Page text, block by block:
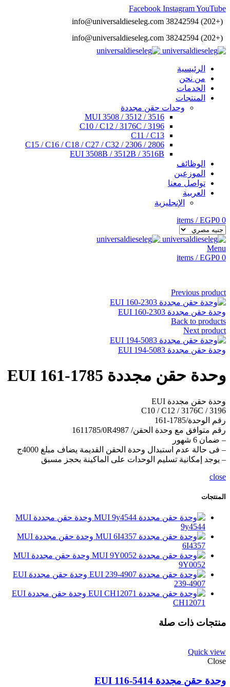
Facebook InstagramYouTube
(+202) 38242594
info@universaldieseleg.com
(+202) 38242594
info@universaldieseleg.com
الرئيسية
من نحن
الخدمات
المنتجات
وحدات حقن مجددة
3516 / 3512 / 3508 MUI
C10 / C12 / 3176C / 3196
C11 / C13
C15 / C16 / C18 / C27 / C32 / 2306 / 2806
EUI 3508B / 3512B / 3516B
الوظائف
الموزعين
تواصل معنا
العربية
الإنجليزية
0
items / EGP0
Menu
0
items / EGP0
Previous product
وحدة حقن مجددة EUI 160-2303
Back to products
Next product
وحدة حقن مجددة EUI 194-5083
وحدة حقن مجددة EUI 161-1785
وحدة حقن مجددة EUI
C10 / C12 / 3176C / 3196
رقم الوحدة/1785-161
رقم متوافق مع وحدة الحقن/ 1611785/0R4987
– ضمان 6 شهور
– فى حالة عدم استبدال وحدة الحقن القديمة يضاف مبلغ 4000ج
– يوجد إمكانية تسليم الوحدات على الماكينة بحجز مسبق
close
المنتجات
وحدة حقن مجددة MUI
9y4544
وحدة حقن مجددة MUI
6I4357
وحدة حقن مجددة MUI
9Y0052
وحدة حقن مجددة EUI
239-4907
وحدة حقن مجددة EUI
CH12071
منتجات ذات صلة
Quick view
Close
وحدة حقن مجددة EUI 116-5414